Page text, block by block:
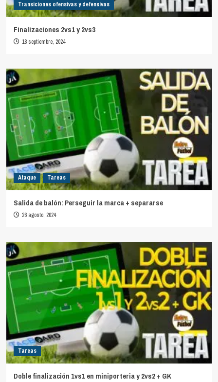
Transiciones ofensivas y defensivas
Finalizaciones 2vs1 y 2vs3
18 septiembre, 2024
Ataque Tareas
Salida de balón: Perseguir la marca + separarse
26 agosto, 2024
Tareas
Doble finalización 1vs1 en miniporteria y 2vs2 + GK